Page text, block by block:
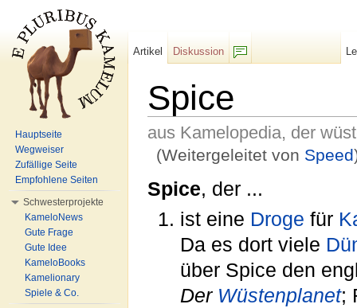
Spice
aus Kamelopedia, der
(Weitergeleitet von Speed
Spice, der ...
ist eine Droge für
Da es dort viele
über Spice den
Der Wüstenplanet;
Artikel
Diskussion
Hauptseite
Wegweiser
Zufällige Seite
Empfohlene Seiten
Schwesterprojekte
KameloNews
Gute Frage
Gute Idee
KameloBooks
Kamelionary
Spiele & Co.